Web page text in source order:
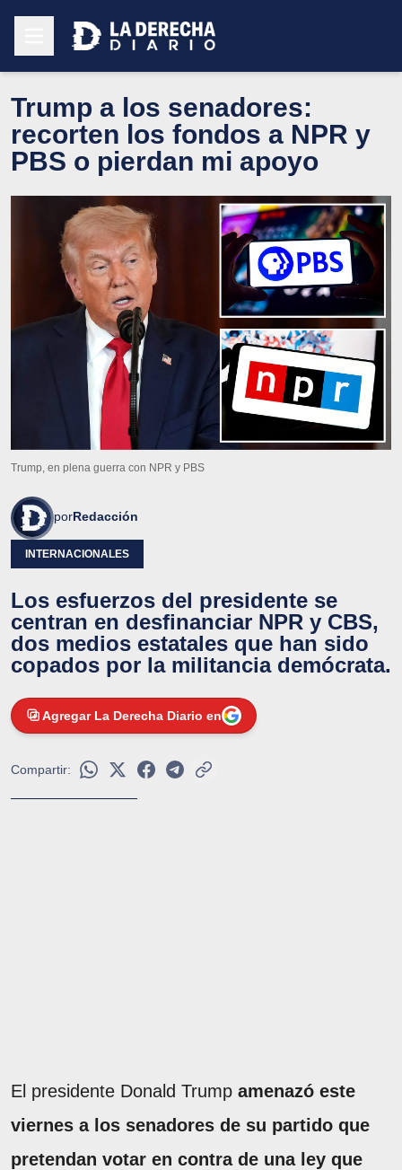
Trump a los senadores:
recorten los fondos a NPR y
PBS o pierdan mi apoyo
Trump, en plena guerra con NPR y PBS
porRedacción
INTERNACIONALES
Los esfuerzos del presidente se
centran en desfinanciar NPR y CBS,
dos medios estatales que han sido
copados por la militancia demócrata.
Agregar La Derecha Diario en
Compartir:
El presidente Donald Trump amenazó este
viernes a los senadores de su partido que
pretendan votar en contra de una ley que